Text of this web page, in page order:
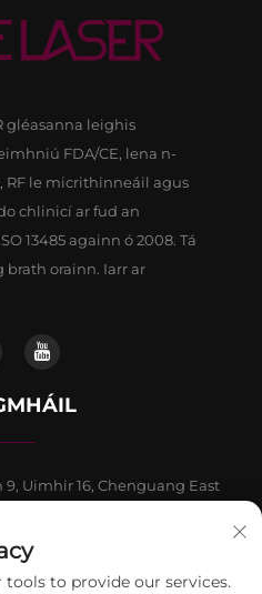
gléasanna leighis
FDA/CE, lena n-
RF le micrithinneáil agus
chlinicí ar fud an
13485 againn ó 2008. Tá
orainn. Iarr ar
Uimhir 16, Chenguang East
to provide our services.